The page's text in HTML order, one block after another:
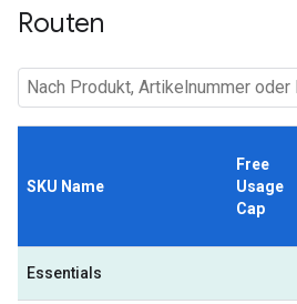
Routen
SKU Name
Free
Usage
Cap
Essentials